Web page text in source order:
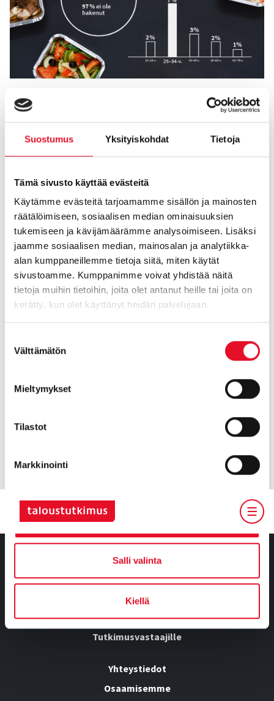
Suostumus Yksityiskohdat Tietoja
Tämä sivusto käyttää evästeitä
Käytämme evästeitä tarjoamamme sisällön ja mainosten
räätälöimiseen, sosiaalisen median ominaisuuksien
tukemiseen ja kävijämäärämme analysoimiseen. Lisäksi
jaamme sosiaalisen median, mainosalan ja analytiikka-
alan kumppaneillemme tietoja siitä, miten käytät
sivustoamme. Kumppanimme voivat yhdistää näitä
tietoja muihin tietoihin, joita olet antanut heille tai joita on
kerätty, kun olet käyttänyt heidän palvelujaan.
valinta
Välttämätön
Mieltymykset
Tilastot
Markkinointi
Salli kaikki
Salli valinta
Kiellä
Toinen jo entuudestaan tuttu tapa on ostaa ruokakaupasta
punaisilla hintalapuilla merkittyjä tuotteita, joiden parasta
ennen päivä lähestyy. Sitähän ovat kokeilleet lähes kaikki.
Ryhdymme mielenkiinnolla seuraamaan erityisesti ruoka-
toimitusjohtaja,
, p. 010 758
Tietoa meistä
Kumppanuusratkaisut
Tutkimusvastaajille
Yhteystiedot
Osaamisemme